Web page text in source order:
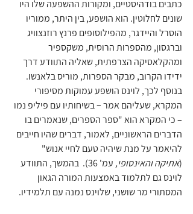
כתבים בודהיסטיים, ומקורות ההשפעה שלו היו
שונים לחלוטין. הוא הושפע, בין היתר, ממוריו
הוסרל והיידגר, מהפילוסופים פרנץ רוזנצוויג
וברגסון, מהספרות הרוסית, משקספיר
ומהקלאסיקה הצרפתית, שאליה התוודע דרך
ידידו הקרוב, מבקר הספרות, מוריס בלאנשו.
בנוסף לכך, לוינס הושפע עמוקות מסיפורי
המקרא, שעליהם אמר – בשיחותיו עם פיליפ נמו
– כי המקרא הוא "ספר הספרים, שנאמרים בו
הדברים הראשוניים, לאמור, דברים שהיו חייבים
להיאמר על מנת שיהיה טעם לחיי אנוש"
(אתיקה והאינסופי,
עמ' 36).  בהמשך, התוודע
לוינס גם לתלמוד באמצעות המורה הגאון
המסתורי מר שושני, שלוינס נמנה עם תלמידיו.